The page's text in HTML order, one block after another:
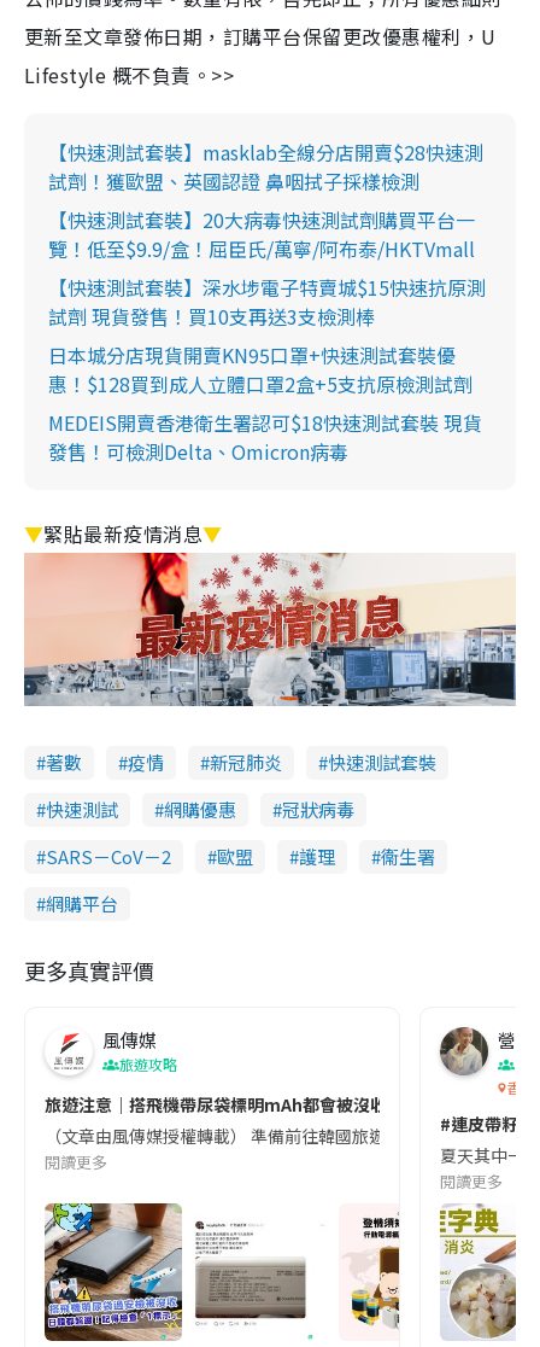
更新至文章發佈日期，訂購平台保留更改優惠權利，U
Lifestyle 概不負責。>>
【快速測試套裝】masklab全線分店開賣$28快速測
試劑！獲歐盟、英國認證 鼻咽拭子採樣檢測
【快速測試套裝】20大病毒快速測試劑購買平台一
覽！低至$9.9/盒！屈臣氏/萬寧/阿布泰/HKTVmall
【快速測試套裝】深水埗電子特賣城$15快速抗原測
試劑 現貨發售！買10支再送3支檢測棒
日本城分店現貨開賣KN95口罩+快速測試套裝優
惠！$128買到成人立體口罩2盒+5支抗原檢測試劑
MEDEIS開賣香港衛生署認可$18快速測試套裝 現貨
發售！可檢測Delta、Omicron病毒
▼緊貼最新疫情消息▼
著數 疫情 新冠肺炎
快速測試套裝
快速測試
網購優惠
冠狀病毒
SARS－CoV－2
歐盟 護理
衞生署
網購平台
更多真實評價
風傳媒
旅遊攻略
旅遊注意｜搭飛機帶尿袋標明mAh都會被沒收😱出發前切記檢查
（文章由風傳媒授權轉載） 準備前往韓國旅遊的民眾，近期要
閱讀更多
營養
香港
#連皮帶籽
夏天其中一
閱讀更多